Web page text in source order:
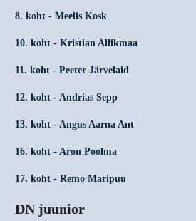
8. koht - Meelis Kosk
10. koht - Kristian Allikmaa
11. koht - Peeter Järvelaid
12. koht - Andrias Sepp
13. koht - Angus Aarna Ant
16. koht - Aron Poolma
17. koht - Remo Maripuu
DN juunior